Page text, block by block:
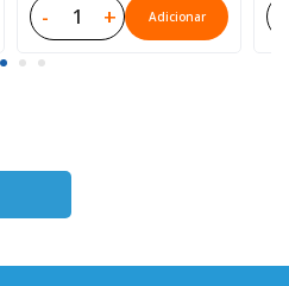
- + Adicionar